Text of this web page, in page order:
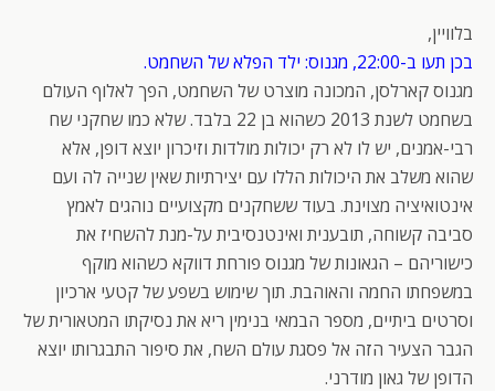
בלוויין,
בכן תעו ב-22:00, מגנוס: ילד הפלא של השחמט.
מגנוס קארלסן, המכונה מוצרט של השחמט, הפך לאלוף העולם
בשחמט לשנת 2013 כשהוא בן 22 בלבד. שלא כמו שחקני שח
רבי-אמנים, יש לו לא רק יכולות מולדות וזיכרון יוצא דופן, אלא
שהוא משלב את היכולות הללו עם יצירתיות שאין שנייה לה ועם
אינטואיציה מצוינת. בעוד ששחקנים מקצועיים נוהגים לאמץ
סביבה קשוחה, תובענית ואינטנסיבית על-מנת להשחיז את
כישוריהם – הגאונות של מגנוס פורחת דווקא כשהוא מוקף
במשפחתו החמה והאוהבת. תוך שימוש בשפע של קטעי ארכיון
וסרטים ביתיים, מספר הבמאי בנימין ריא את נסיקתו המטאורית של
הגבר הצעיר הזה אל פסגת עולם השח, את סיפור התבגרותו יוצא
הדופן של גאון מודרני.